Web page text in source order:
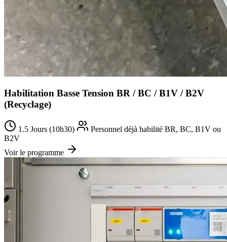
Habilitation Basse Tension BR / BC / B1V / B2V
(Recyclage)
1.5 Jours (10h30)
Personnel déjà habilité BR, BC, B1V ou
B2V
Voir le programme